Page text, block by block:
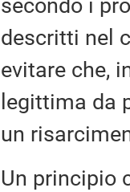
secondo i
descritti nel
evitare che,
legittima da
un
Un principio